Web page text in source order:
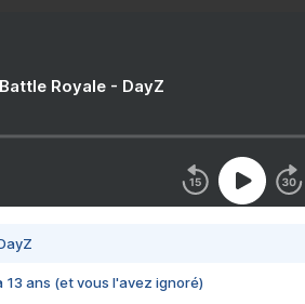
Royale - DayZ
13 ans (et vous l'avez ignoré)